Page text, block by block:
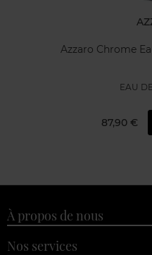
Azzaro Chrome
EAU
87,90 €
À propos de nous
Nos services